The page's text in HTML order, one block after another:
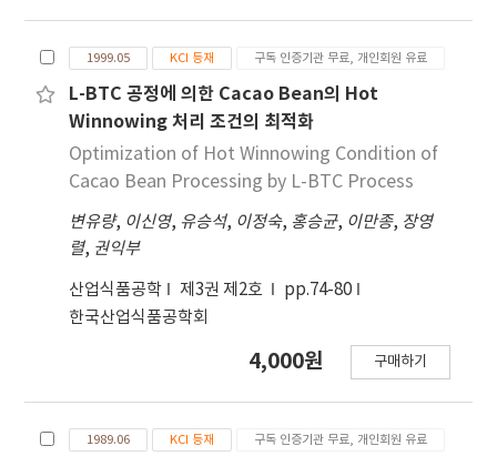
1999.05 KCI 등재 구독 인증기관 무료, 개인회원 유료
L-BTC 공정에 의한 Cacao Bean의 Hot
Winnowing 처리 조건의 최적화
Optimization of Hot Winnowing Condition of
Cacao Bean Processing by L-BTC Process
변유량, 이신영, 유승석, 이정숙, 홍승균, 이만종, 장영
렬, 권익부
산업식품공학 제3권 제2호
pp.74-80
한국산업식품공학회
4,000원 구매하기
1989.06 KCI 등재 구독 인증기관 무료, 개인회원 유료